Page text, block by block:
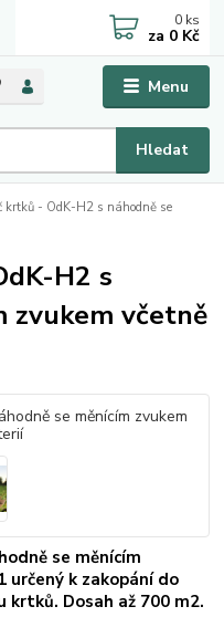
Menu
Hledat
0 ks
za 0 Kč
krtků - OdK-H2 s náhodně se
H2 s
zvukem včetně
se měnícím
určený k zakopání do
Dosah až 700 m2.